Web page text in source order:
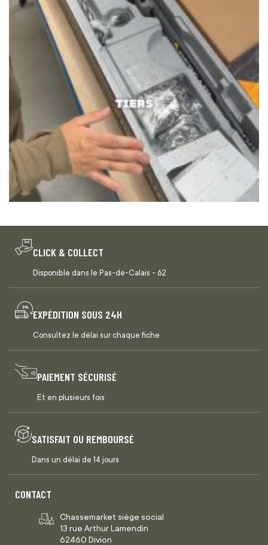
CLICK & COLLECT
Disponible dans le Pas-de-Calais - 62
EXPÉDITION SOUS 24H
Consultez le délai sur chaque fiche
PAIEMENT SÉCURISÉ
Et en plusieurs fois
SATISFAIT OU REMBOURSÉ
Dans un délai de 14 jours
CONTACT
Chassemarket siège social
13 rue Arthur Lamendin
62460 Divion